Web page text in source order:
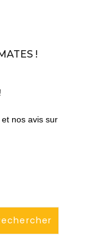
!
nos avis sur